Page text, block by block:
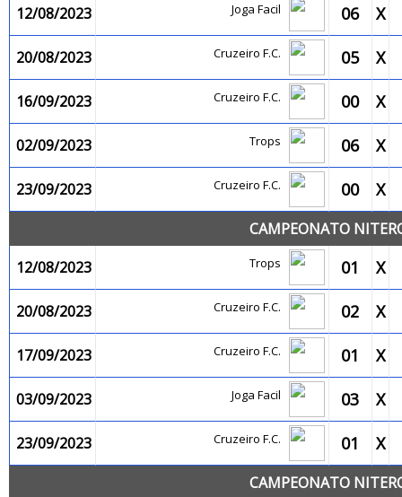
12/08/2023
Joga Facil 06 X
20/08/2023 Cruzeiro F.C. 05 X
16/09/2023 Cruzeiro F.C. 00 X
02/09/2023 Trops 06 X
23/09/2023 Cruzeiro F.C. 00 X
CAMPEONATO
12/08/2023
Trops 01 X
20/08/2023 Cruzeiro F.C. 02 X
17/09/2023 Cruzeiro F.C. 01 X
03/09/2023 Joga Facil 03 X
23/09/2023 Cruzeiro F.C. 01 X
CAMPEONATO